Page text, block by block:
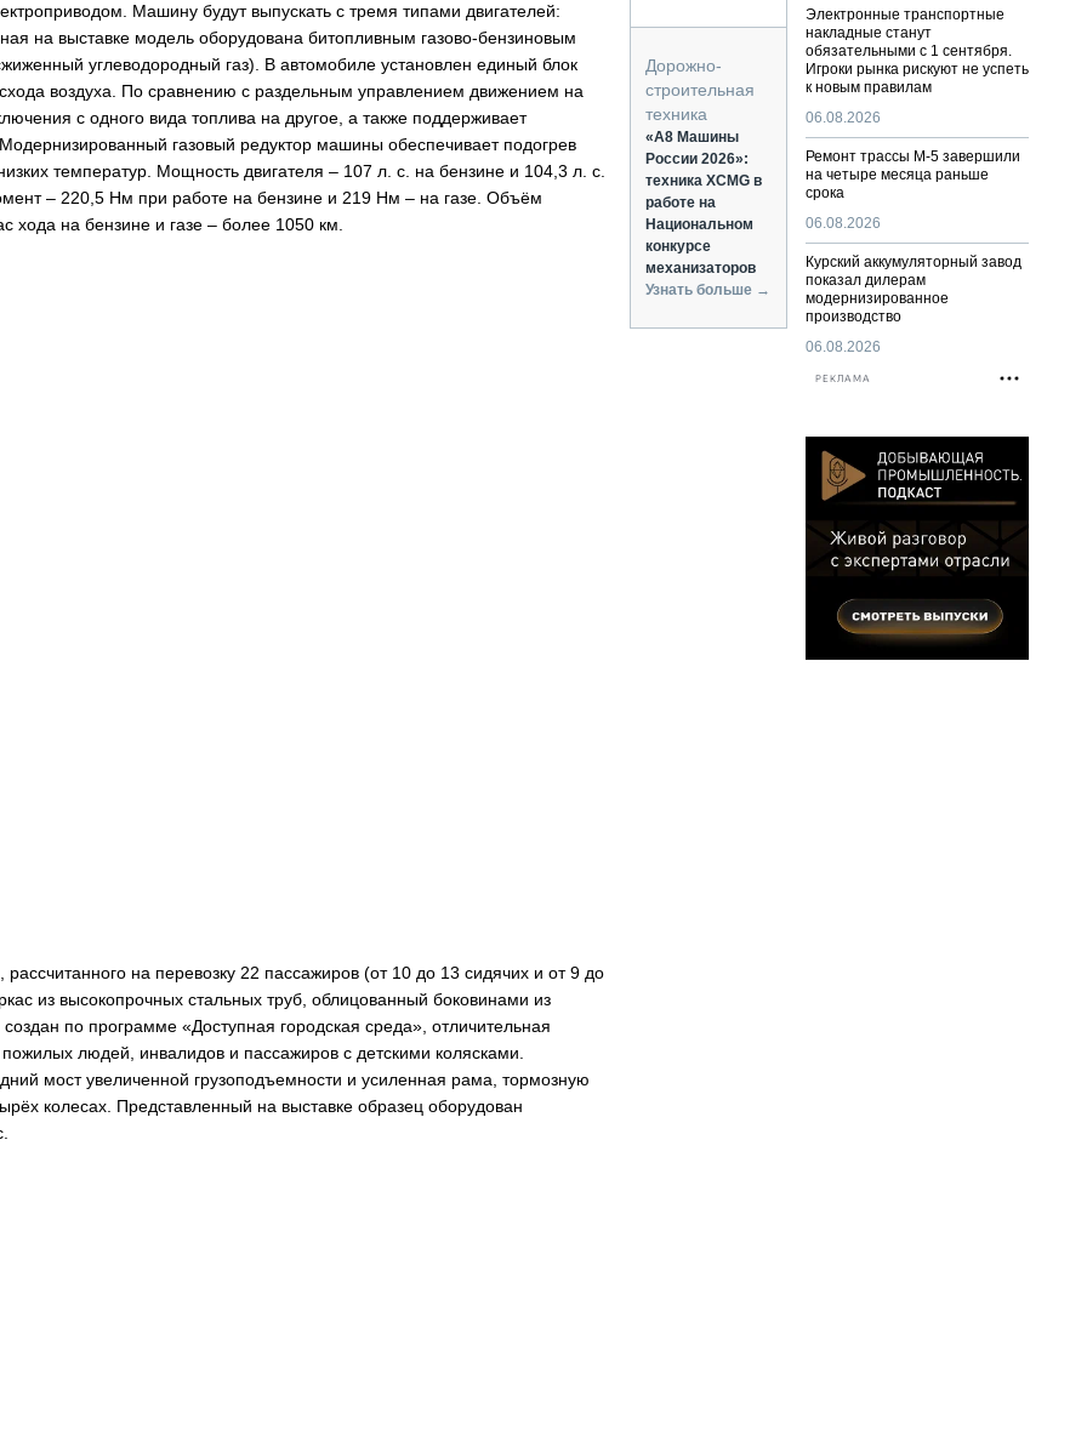
АВТОМАТИЗАЦИЯ И ТЕХНОЛОГИИ
Машину будут выпускать с тремя типами двигателей:
на выставке модель оборудована битопливным газово-бензиновым
углеводородный газ). В автомобиле установлен единый блок
воздуха. По сравнению с раздельным управлением движением на
с одного вида топлива на другое, а также поддерживает
газовый редуктор машины обеспечивает подогрев
температур. Мощность двигателя – 107 л. с. на бензине и 104,3 л. с.
– 220,5 Нм при работе на бензине и 219 Нм – на газе. Объём
хода на бензине и газе – более 1050 км.
на перевозку 22 пассажиров (от 10 до 13 сидячих и от 9 до
из высокопрочных стальных труб, облицованный боковинами из
по программе «Доступная городская среда», отличительная
людей, инвалидов и пассажиров с детскими колясками.
мост увеличенной грузоподъемности и усиленная рама, тормозную
колесах. Представленный на выставке образец оборудован
Дорожно-
строительная
техника
«А8 Машины
России 2026»:
техника XCMG в
работе на
Национальном
конкурсе
механизаторов
Узнать больше →
Электронные транспортные
накладные станут
обязательными с 1 сентября.
Игроки рынка рискуют не успеть
к новым правилам
06.08.2026
Ремонт трассы М-5 завершили
на четыре месяца раньше
срока
06.08.2026
Курский аккумуляторный завод
показал дилерам
модернизированное
производство
06.08.2026
РЕКЛАМА